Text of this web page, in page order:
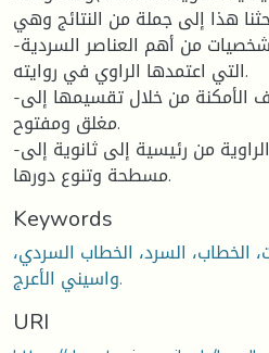
هذا إلى جملة من النتائج وهي:
-يعد الزمان والمكان والشخصيات من أهم العناصر السردية
التي اعتمدها الراوي في روايته.
-نجاح الراوي في توظيف الأمكنة من خلال تقسيمها إلى
مغلق ومفتوح.
-تنوع شخصيات في هذه الراوية من رئيسية إلى ثانوية إلى
مسطحة وتنوع دورها.
Keywords
الخطاب، السرد، الخطاب السردي،
واسيني الأعرج.
URI